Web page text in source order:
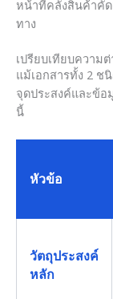
หน้าที่คลังสินค้าคั
ทาง
เปรียบเทียบความต่
แม้เอกสารทั้ง 2 ช
จุดประสงค์และข้อ
นี้
หัวข้อ
วัตถุประสงค์
หลัก